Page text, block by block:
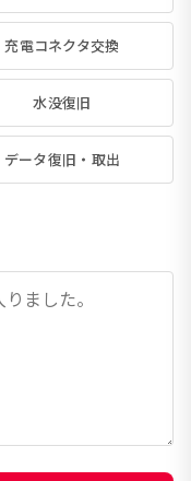
充電コネクタ交換
水没復旧
データ復旧・取出